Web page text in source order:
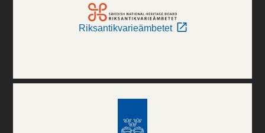
Riksantikvarieämbetet